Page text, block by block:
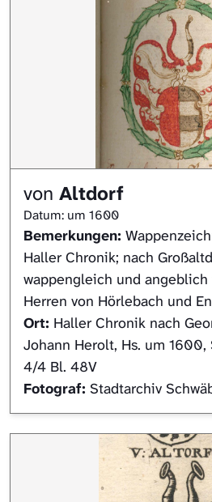
von Altdorf
Datum: um 1600
Bemerkungen:
Haller Chronik; nach
wappengleich und
Herren von Hörlebach und
Ort: Haller Chronik nach
Johann Herolt, Hs. um 1600,
4/4 Bl. 48V
Fotograf: Stadtarchiv